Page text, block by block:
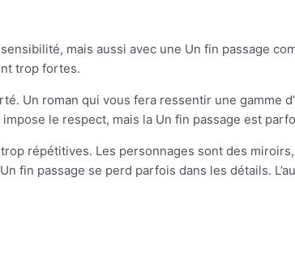
mais aussi avec une Un fin passage
trop fortes.
Un roman qui vous fera ressentir une gamme
le respect, mais la Un fin passage est
répétitives. Les personnages sont des
fin passage se perd parfois dans les détails.